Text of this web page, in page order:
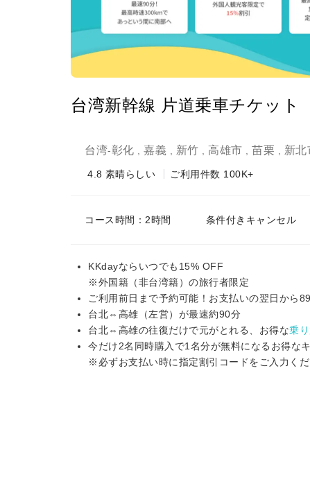
台湾新幹線 片道乗車チケット
台湾-彰化 嘉義 新竹 高雄市 苗栗 新北
4.8 素晴らしい ご利用件数 100K+
コース時間：2時間 条件付きキャンセル
KKdayならいつでも15% OFF
※外国籍（非台湾籍）の旅行者限定
ご利用前日まで予約可能！お支払いの翌日から
台北⇔高雄（左営）が最速約90分
台北⇔高雄の往復だけで元がとれる、お得な乗
今だけ2名同時購入で1名分が無料になるお得な
※必ずお支払い時に指定割引コードをご入力くだ